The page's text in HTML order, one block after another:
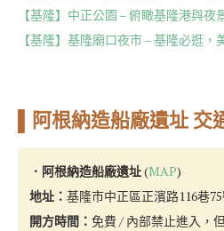
【基隆】中正公園 – 俯瞰基隆港與夜
【基隆】基隆廟口夜市 – 基隆必逛，
▌阿根納造船廠遺址 交
．阿根納造船廠遺址(MAP)
地址： 基隆市中正區正濱路116巷
開方時間： 免費 / 內部禁止進入，